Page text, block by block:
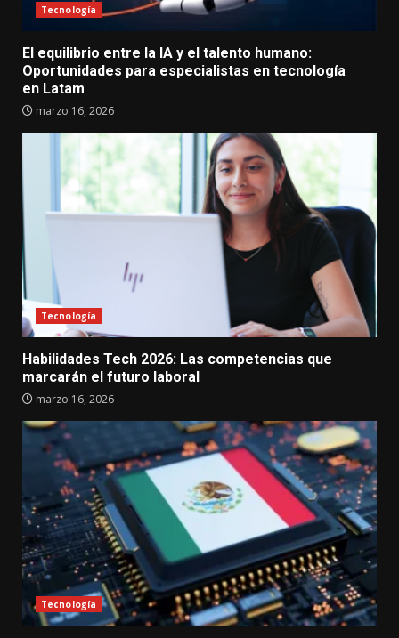
Tecnología
El equilibrio entre la IA y el talento humano:
Oportunidades para especialistas en tecnología
en Latam
marzo 16, 2026
Tecnología
Habilidades Tech 2026: Las competencias que
marcarán el futuro laboral
marzo 16, 2026
Tecnología